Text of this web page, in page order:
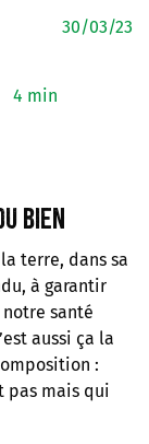
4 min
30/03/23
bien
terre, dans sa
à garantir
santé
aussi ça la
:
pas mais qui